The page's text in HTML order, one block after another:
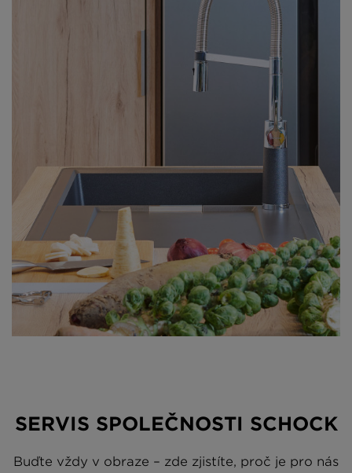
SERVIS SPOLEČNOSTI SCHOCK
Buďte vždy v obraze – zde zjistíte, proč je pro nás